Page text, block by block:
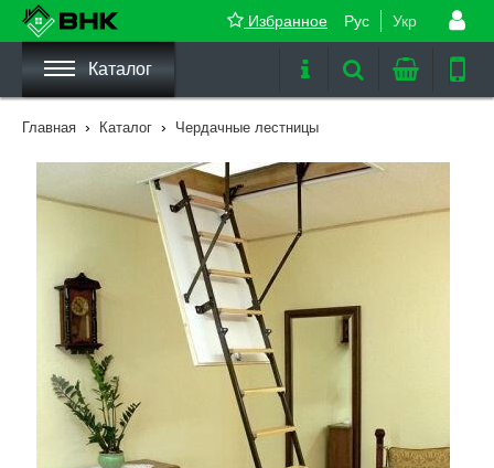
Рус Укр
Избранное
Каталог
Главная › Каталог › Чердачные лестницы